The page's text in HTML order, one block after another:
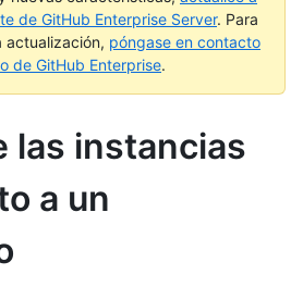
de GitHub Enterprise Server. Para
actualización, póngase en contacto
de GitHub Enterprise.
las instancias
a un